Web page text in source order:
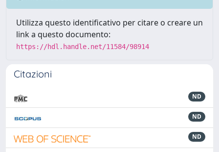
Utilizza questo identificativo per citare o creare un
link a questo documento:
https://hdl.handle.net/11584/98914
Citazioni
ND
ND
ND